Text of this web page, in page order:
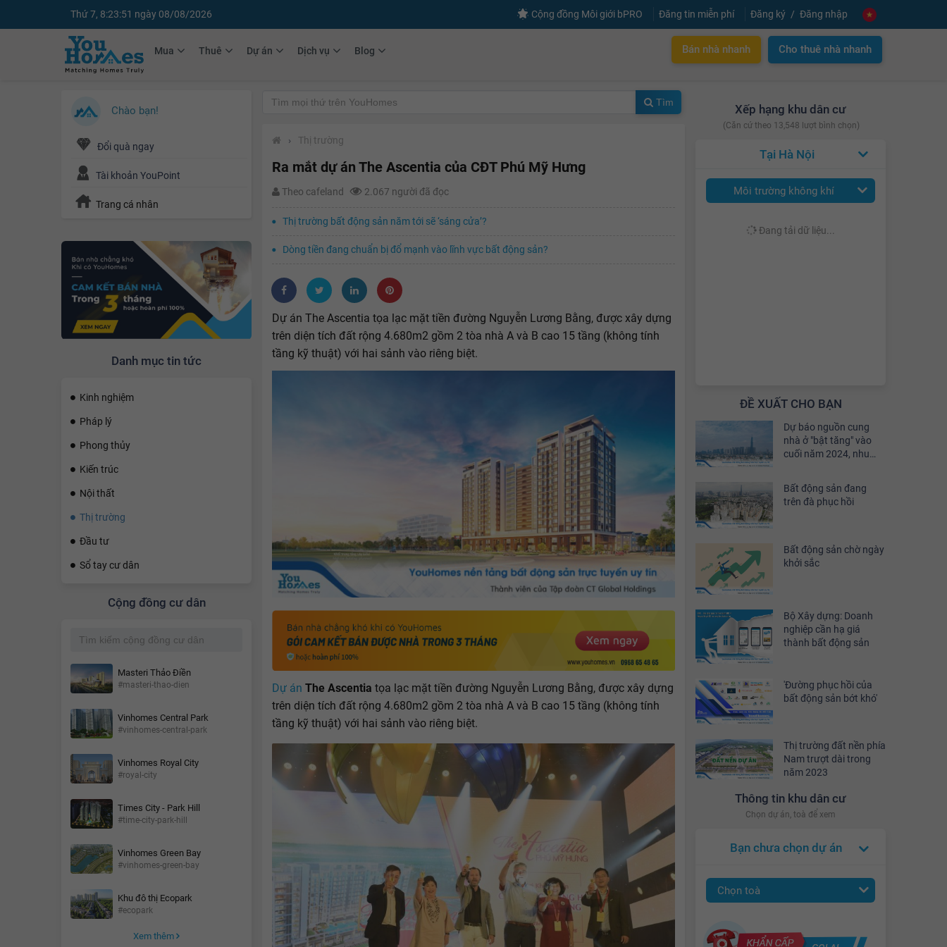
Thứ 7, 8:23:52 ngày 08/08/2026 Cộng đồng Môi giới bPRO Đăng tin miễn phí Đăng ký Đăng nhập
Mua Thuê Dự án Dịch vụ Blog Bán nhà nhanh Cho thuê nhà nhanh
Chào bạn!
Đổi quà ngay
Tài khoản YouPoint
Trang cá nhân
Danh mục tin tức
Kinh nghiệm
Pháp lý
Phong thủy
Kiến trúc
Nội thất
Thị trường
Đầu tư
Sổ tay cư dân
Cộng đồng cư dân
Masteri Thảo Điền
#masteri-thao-dien
Vinhomes Central Park
#vinhomes-central-park
Vinhomes Royal City
#royal-city
Times City - Park Hill
#time-city-park-hill
Vinhomes Green Bay
#vinhomes-green-bay
Khu đô thị Ecopark
#ecopark
Xem thêm
Xếp hạng khu dân cư
(Căn cứ theo 13,548 lượt bình chọn)
Hà Nội
Môi trường không khí
Đang tải dữ liệu...
ĐỀ XUẤT CHO BẠN
Dự báo nguồn cung
nhà ở "bật tăng" vào
cuối năm 2024, nhu
khoảng 30%
Bất động sản đang
trên đà phục hồi
Bất động sản chờ ngày
khởi sắc
Bộ Xây dựng: Doanh
nghiệp cần hạ giá
thành bất động sản
'Đường phục hồi của
bất động sản bớt khó'
Thị trường đất nền phía
Nam trượt dài trong
năm 2023
Thông tin khu dân cư
Chọn dự án, toà để xem
Bạn chưa chọn dự án
Chọn toà
Tìm
› Thị trường
Ra mắt dự án The Ascentia của CĐT Phú Mỹ Hưng
Theo cafeland 2.067 người đã đọc
Thị trường bất động sản năm tới sẽ ‘sáng cửa’?
Dòng tiền đang chuẩn bị đổ mạnh vào lĩnh vực bất động sản?
Dự án The Ascentia tọa lạc mặt tiền đường Nguyễn Lương Bằng, được xây dựng
trên diện tích đất rộng 4.680m2 gồm 2 tòa nhà A và B cao 15 tầng (không tính
tầng kỹ thuật) với hai sảnh vào riêng biệt.
Dự án The Ascentia tọa lạc mặt tiền đường Nguyễn Lương Bằng, được xây dựng
trên diện tích đất rộng 4.680m2 gồm 2 tòa nhà A và B cao 15 tầng (không tính
tầng kỹ thuật) với hai sảnh vào riêng biệt.